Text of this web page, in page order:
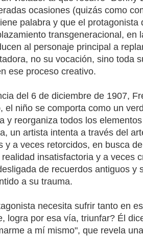
ocasiones (quizás como
palabra y que el protagonista
transgeneracional, en
al personaje principal a
no su vocación, sino toda
ese proceso creativo.
del 6 de diciembre de 1907,
el niño se comporta como un
y reorganiza todos los
un artista intenta a través del
y a veces retorcidos, en busca
insatisfactoria y a veces
de recuerdos antiguos y
a su trauma.
necesita sufrir tanto en
logra por esa vía, triunfar? Él
a mí mismo", que revela